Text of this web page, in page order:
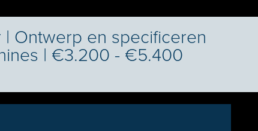
Ontwerp en specificeren
| €3.200 - €5.400